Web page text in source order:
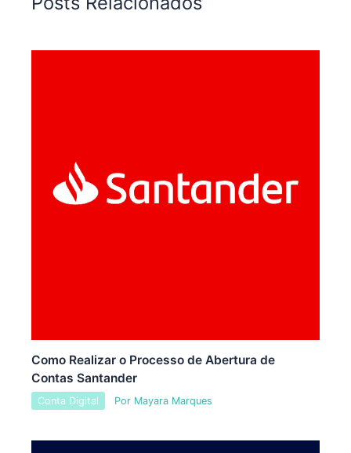
Como Realizar o Processo de Abertura de
Contas Santander
Conta Digital Por Mayara Marques